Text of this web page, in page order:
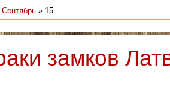
Сентябрь » 15
замков